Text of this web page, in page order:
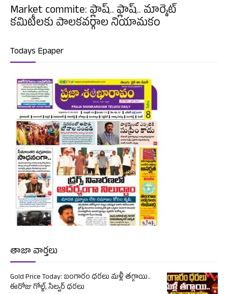
Market commite: ఫ్లాష్.. ఫ్లాష్.. మార్కెట్
కమిటీలకు పాలకవర్గాల నియామకం
Todays Epaper
తాజా వార్తలు
Gold Price Today: బంగారం ధరలు మళ్లీ తగ్గాయి..
ఈరోజు గోల్డ్, సిల్వర్ ధరలు